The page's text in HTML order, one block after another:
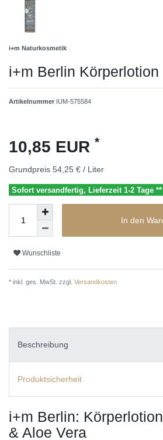
i+m Naturkosmetik
i+m Berlin Körperlotion
Artikelnummer IUM-575584
10,85 EUR *
Grundpreis 54,25 € / Liter
Sofort versandfertig, Lieferzeit 1-2 Tage **
In den
Wunschliste
* inkl. ges. MwSt. zzgl. Versandkosten
Beschreibung
Produktsicherheit
i+m Berlin:
& Aloe Vera